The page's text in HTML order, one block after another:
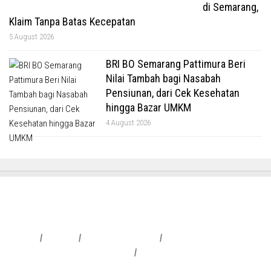
di Semarang,
Klaim Tanpa Batas Kecepatan
5 August 2026
BRI BO Semarang Pattimura Beri
Nilai Tambah bagi Nasabah
Pensiunan, dari Cek Kesehatan
hingga Bazar UMKM
4 August 2026
| | |
|